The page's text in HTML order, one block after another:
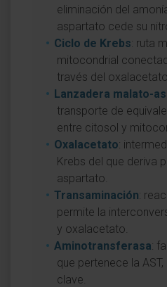
eliminación del
aspartato cede su
Ciclo de Krebs: ruta
mitocondrial
través del
Lanzadera malato-
transporte de
entre citosol y
Oxalacetato:
Krebs del que deriva
aspartato.
Transaminación:
permite la
y oxalacetato.
Aminotransferasa:
que pertenece la
clave.